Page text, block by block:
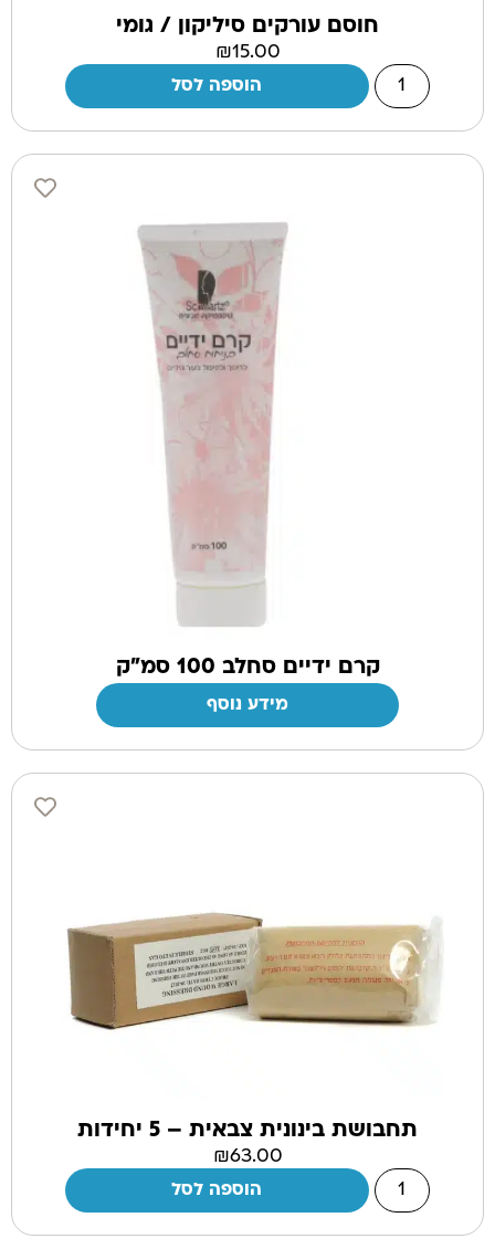
חוסם עורקים סיליקון / גומי
₪15.00
הוספה לסל
קרם ידיים סחלב 100 סמ"ק
מידע נוסף
תחבושת בינונית צבאית – 5 יחידות
₪63.00
הוספה לסל